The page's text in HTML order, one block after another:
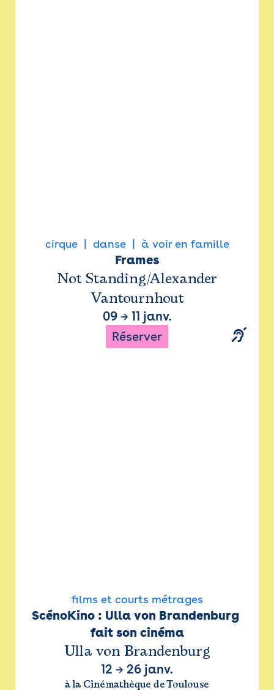
cirque danse à voir en famille
Frames
Not Standing/Alexander
Vantournhout
09→ 11 janv.
Réserver
films et courts métrages
ScénoKino : Ulla von Brandenburg
fait son cinéma
Ulla von Brandenburg
12 → 26 janv.
à la Cinémathèque de Toulouse